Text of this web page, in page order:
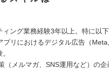
ィング業務経験3年以上。特に以
リにおけるデジタル広告（
メルマガ、SNS運用など）の企